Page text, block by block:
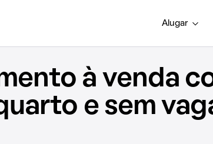
Alugar
à venda
e sem